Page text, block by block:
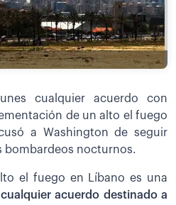
cualquier acuerdo con
de un alto el fuego
a Washington de seguir
bombardeos nocturnos.
el fuego en Líbano es una
cualquier acuerdo destinado a